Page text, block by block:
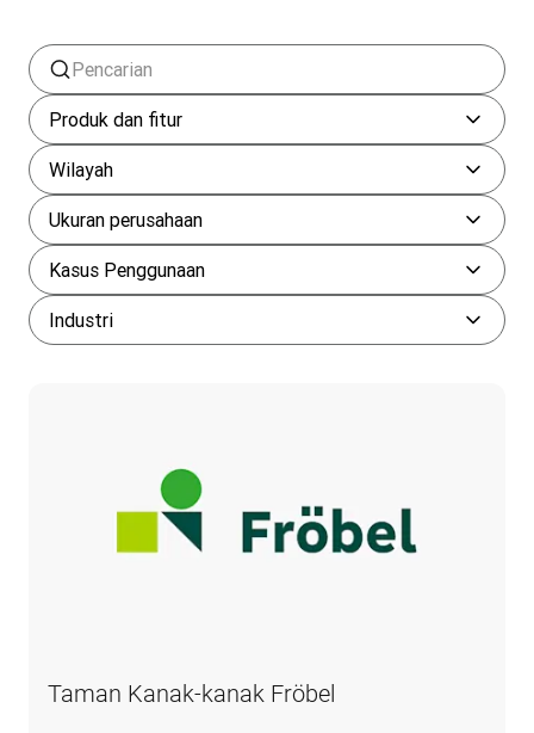
Produk dan fitur
Wilayah
Ukuran perusahaan
Kasus Penggunaan
Industri
Taman Kanak-kanak Fröbel